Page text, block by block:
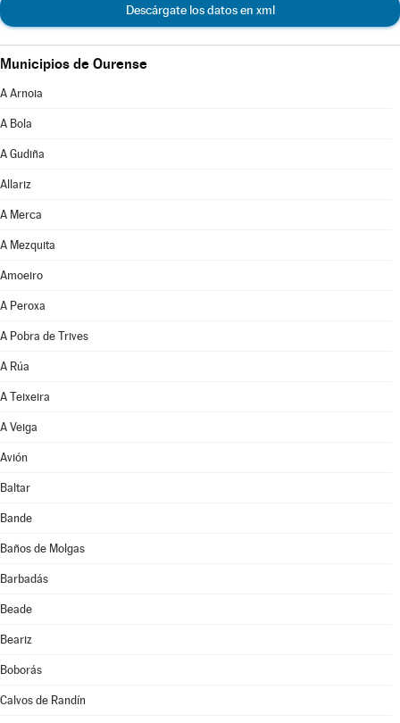
Descárgate los datos en xml
Municipios de Ourense
A Arnoia
A Bola
A Gudiña
Allariz
A Merca
A Mezquita
Amoeiro
A Peroxa
A Pobra de Trives
A Rúa
A Teixeira
A Veiga
Avión
Baltar
Bande
Baños de Molgas
Barbadás
Beade
Beariz
Boborás
Calvos de Randín